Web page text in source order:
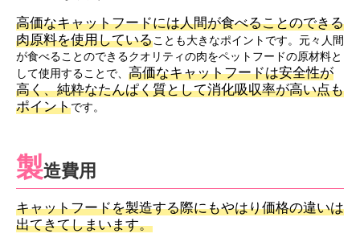
高価なキャットフードには人間が食べることのできる
肉原料を使用していることも大きなポイントです。元々人間
が食べることのできるクオリティの肉をペットフードの原材料と
して使用することで、 高価なキャットフードは安全性が
高く、純粋なたんぱく質として消化吸収率が高い点も
ポイントです。
製造費用
キャットフードを製造する際にもやはり価格の違いは
出てきてしまいます。